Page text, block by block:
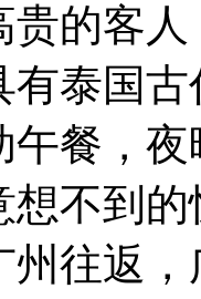
贵的客
有泰国
午餐，
想不到
州往返